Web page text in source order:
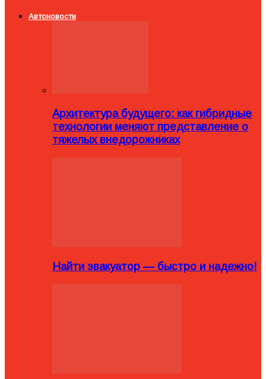
Автоновости
Архитектура будущего: как гибридные
технологии меняют представление о
тяжелых внедорожниках
Найти эвакуатор — быстро и надежно!